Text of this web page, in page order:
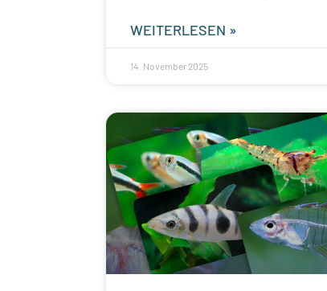
WEITERLESEN »
14. November 2025